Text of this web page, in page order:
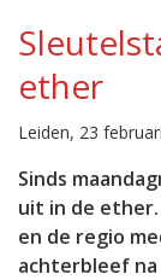
ether
Leiden, 23
Sinds
uit in de
en de regio
achterbleef